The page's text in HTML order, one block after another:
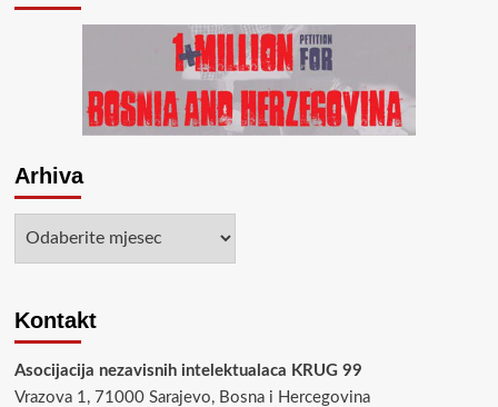
Arhiva
Kontakt
Asocijacija nezavisnih intelektualaca KRUG 99
Vrazova 1, 71000 Sarajevo, Bosna i Hercegovina